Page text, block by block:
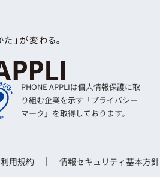
PHONE APPLIは個人情報保護に取
り組む企業を示す「プライバシー
マーク」を取得しております。
利用規約 情報セキュリティ基本方針